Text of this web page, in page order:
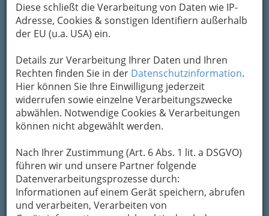
Diese schließt die Verarbeitung von Daten wie IP-
Adresse, Cookies & sonstigen Identifiern außerhalb
der EU (u.a. USA) ein.
Details zur Verarbeitung Ihrer Daten und Ihren
Rechten finden Sie in der Datenschutzinformation.
Hier können Sie Ihre Einwilligung jederzeit
widerrufen sowie einzelne Verarbeitungszwecke
abwählen. Notwendige Cookies & Verarbeitungen
können nicht abgewählt werden.
Nach Ihrer Zustimmung (Art. 6 Abs. 1 lit. a DSGVO)
führen wir und unsere Partner folgende
Datenverarbeitungsprozesse durch:
Informationen auf einem Gerät speichern, abrufen
und verarbeiten, Verarbeiten von
Kontaktaufnahme
Um die Info-Graz Firmenvor Spam-Mails zu
bewahren, verwenden wir an dieser Stelle zur
Übermittlung Ihrer Nachricht ein sicheres
Formular. Ihre Nachricht wird nach dem
Absenden umgehend per Mail an das
Unternehmen Farbenwelt Graz - Mag. Raphael
Mein Name
Meine Email Adresse